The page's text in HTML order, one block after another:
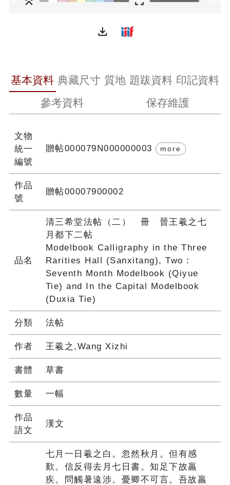
file_download
基本資料 典藏尺寸 質地 題跋資料 印記資料
參考資料
保存維護
文物
統一
編號
贈帖000079N000000003 more
作品
號
贈帖00007900002
品名
清三希堂法帖（二） 冊 晉王羲之七
月都下二帖
Modelbook Calligraphy in the Three
Rarities Hall (Sanxitang), Two：
Seventh Month Modelbook (Qiyue
Tie) and In the Capital Modelbook
(Duxia Tie)
分類 法帖
作者 王羲之,Wang Xizhi
書體 草書
數量 一幅
作品
語文
漢文
七月一日羲之白。忽然秋月。但有感
歎。信反得去月七日書。知足下故羸
疾。問觸暑遠涉。憂卿不可言。吾故羸